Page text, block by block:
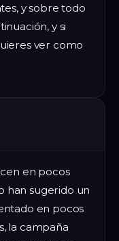
y sobre todo
y si
ver como
en pocos
han sugerido un
en pocos
la campaña